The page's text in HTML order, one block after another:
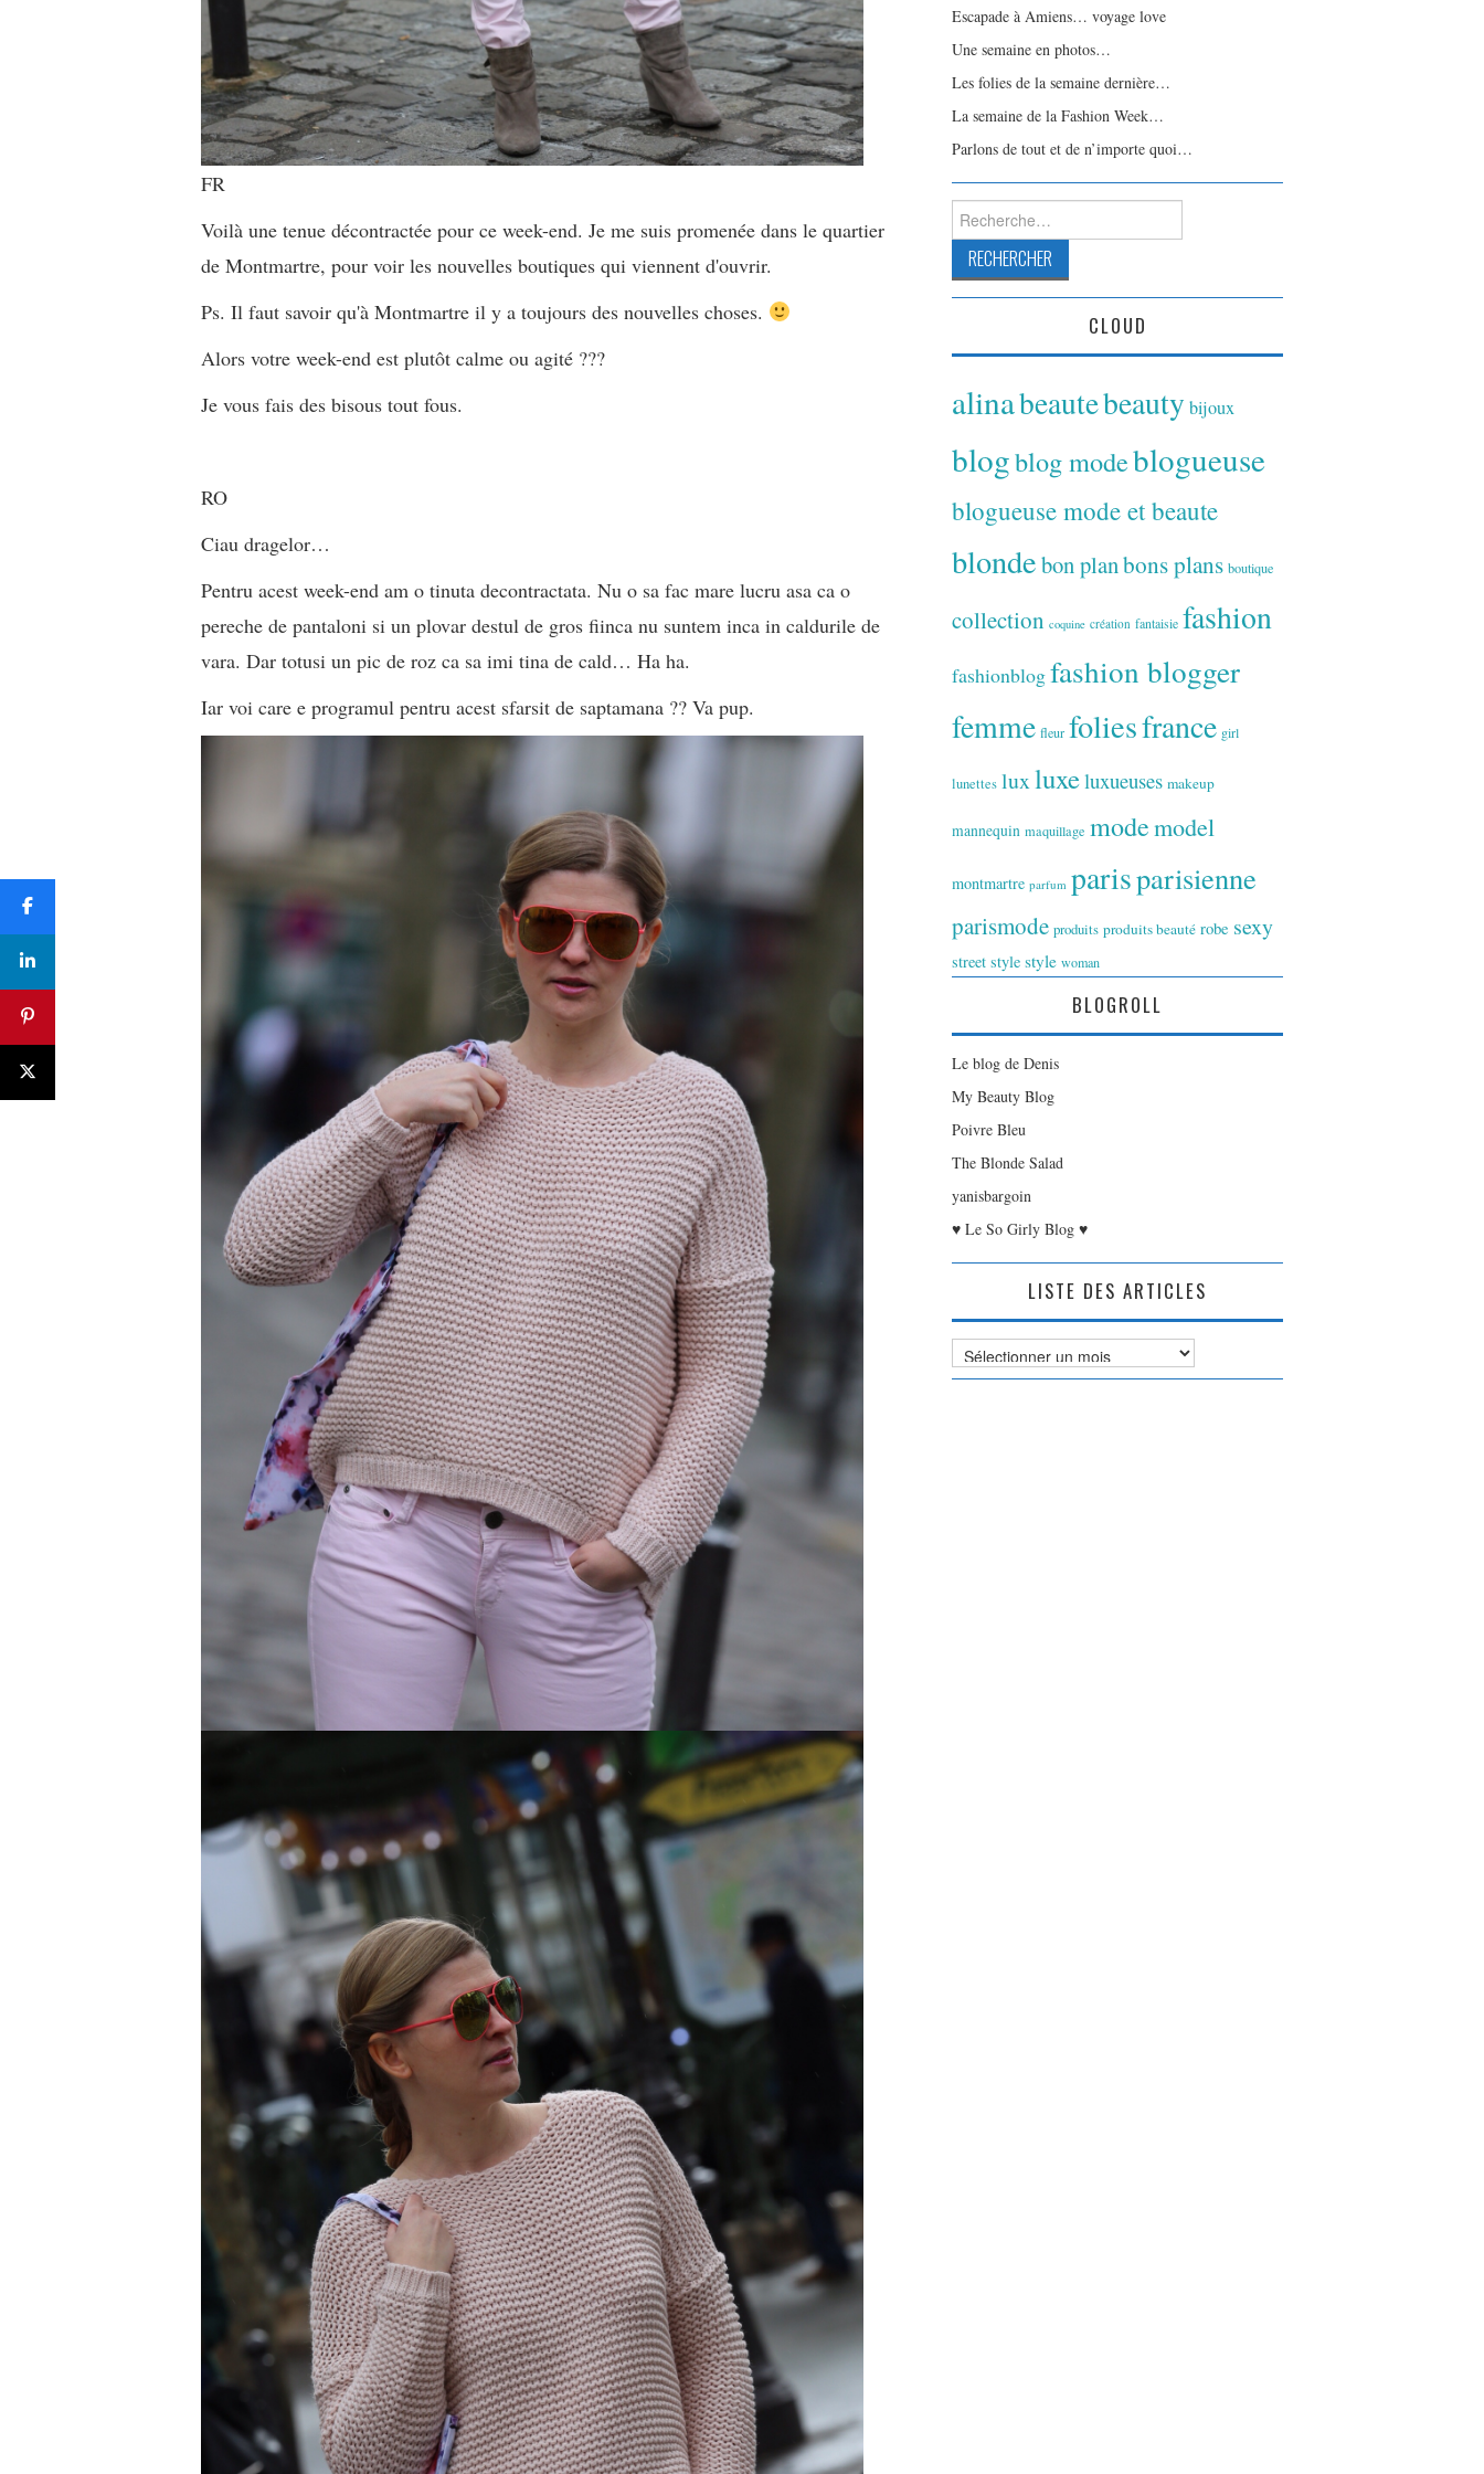
FR
Voilà une tenue décontractée pour ce week-end. Je me suis promenée dans le quartier
de Montmartre, pour voir les nouvelles boutiques qui viennent d'ouvrir.
Ps. Il faut savoir qu'à Montmartre il y a toujours des nouvelles choses.
Alors votre week-end est plutôt calme ou agité ???
Je vous fais des bisous tout fous.
RO
Ciau dragelor…
Pentru acest week-end am o tinuta decontractata. Nu o sa fac mare lucru asa ca o
pereche de pantaloni si un plovar destul de gros fiinca nu suntem inca in caldurile de
vara. Dar totusi un pic de roz ca sa imi tina de cald… Ha ha.
Iar voi care e programul pentru acest sfarsit de saptamana ?? Va pup.
Escapade à Amiens… voyage love
Une semaine en photos…
Les folies de la semaine dernière…
La semaine de la Fashion Week…
Parlons de tout et de n’importe quoi…
Rechercher :
CLOUD
alinabeautebeauty bijoux
blogblog modeblogueuse
blogueuse mode et beaute
blondebon planbons plans boutique
collection coquine création fantaisie fashion
fashionblogfashion blogger
femme fleur foliesfrance girl
lunettes luxluxeluxueuses makeup
mannequin maquillage modemodel
montmartre parfum parisparisienne
parismode produits produits beauté robe sexy
street style style woman
BLOGROLL
Le blog de Denis
My Beauty Blog
Poivre Bleu
The Blonde Salad
yanisbargoin
♥ Le So Girly Blog ♥
LISTE DES ARTICLES
Liste
des